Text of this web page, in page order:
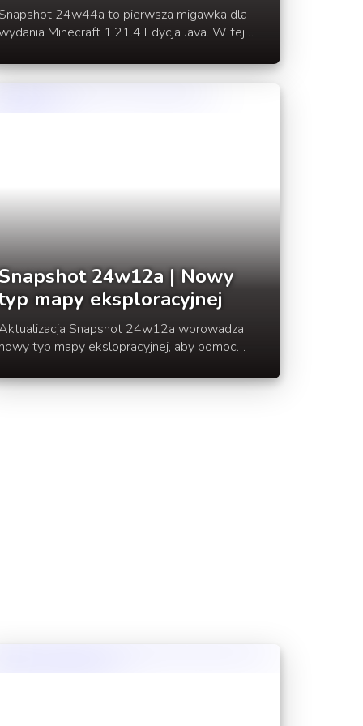
żywicznych
Snapshot 24w44a to pierwsza migawka dla
Minecraft 1.21.4 Edycja Java. W tej
bloki żywicy oraz udostępnia
zawartośc eksperymentalną zimowego dropu
24w12a | Nowy
mapy eksploracyjnej
Snapshot 24w12a wprowadza
nowy typ mapy ekslopracyjnej, aby pomoc
próby w grze.